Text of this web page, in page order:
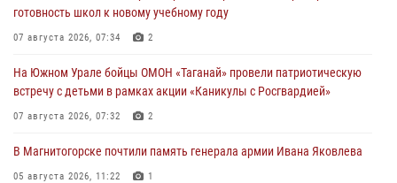
готовность школ к новому учебному году
07 августа 2026, 07:34 2
На Южном Урале бойцы ОМОН «Таганай» провели патриотическую
встречу с детьми в рамках акции «Каникулы с Росгвардией»
07 августа 2026, 07:32 2
В Магнитогорске почтили память генерала армии Ивана Яковлева
05 августа 2026, 11:22 1